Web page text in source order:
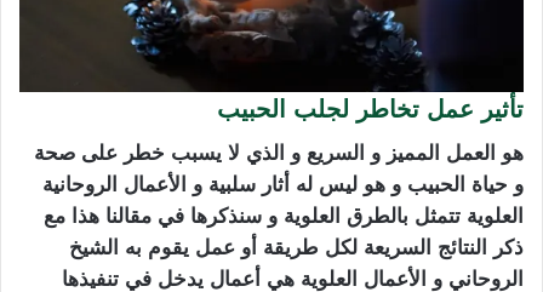
تأثير عمل تخاطر لجلب الحبيب
هو العمل المميز و السريع و الذي لا يسبب خطر على صحة
و حياة الحبيب و هو ليس له أثار سلبية و الأعمال الروحانية
العلوية تتمثل بالطرق العلوية و سنذكرها في مقالنا هذا مع
ذكر النتائج السريعة لكل طريقة أو عمل يقوم به الشيخ
الروحاني و الأعمال العلوية هي أعمال يدخل في تنفيذها